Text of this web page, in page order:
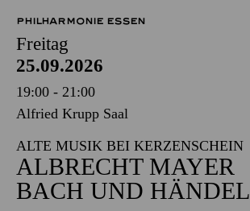
PHILHARMONIE ESSEN
Freitag
25.09.2026
19:00 - 21:00
Alfried Krupp Saal
ALTE MUSIK BEI KERZENSCHEIN
ALBRECHT MAYER
BACH UND HÄNDEL